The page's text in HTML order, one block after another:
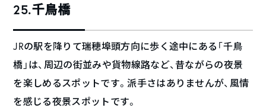
25.千鳥橋
JRの駅を降りて瑞穂埠頭方向に歩く途中にある「千鳥
橋」は、周辺の街並みや貨物線路など、昔ながらの夜景
を楽しめるスポットです。派手さはありませんが、風情
を感じる夜景スポットです。